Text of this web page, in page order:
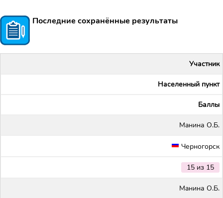
Последние сохранённые результаты
Участник
Населенный пункт
Баллы
Maнина О.Б.
Черногорск
15 из 15
Maнина О.Б.